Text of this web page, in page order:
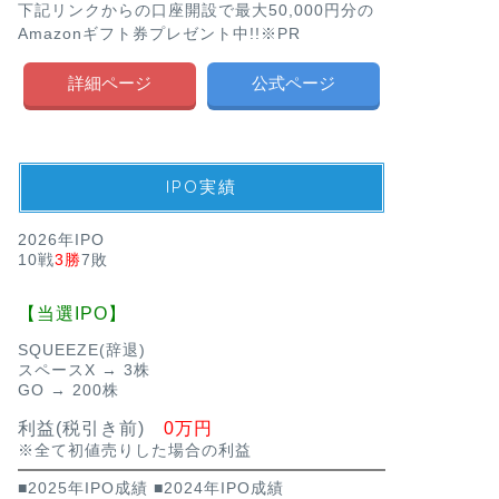
下記リンクからの口座開設で最大50,000円分の
Amazonギフト券プレゼント中!!※PR
詳細ページ 公式ページ
IPO実績
2026年IPO
10戦3勝7敗
【当選IPO】
SQUEEZE(辞退)
スペースX → 3株
GO → 200株
利益(税引き前) 0万円
※全て初値売りした場合の利益
■2025年IPO成績 ■2024年IPO成績